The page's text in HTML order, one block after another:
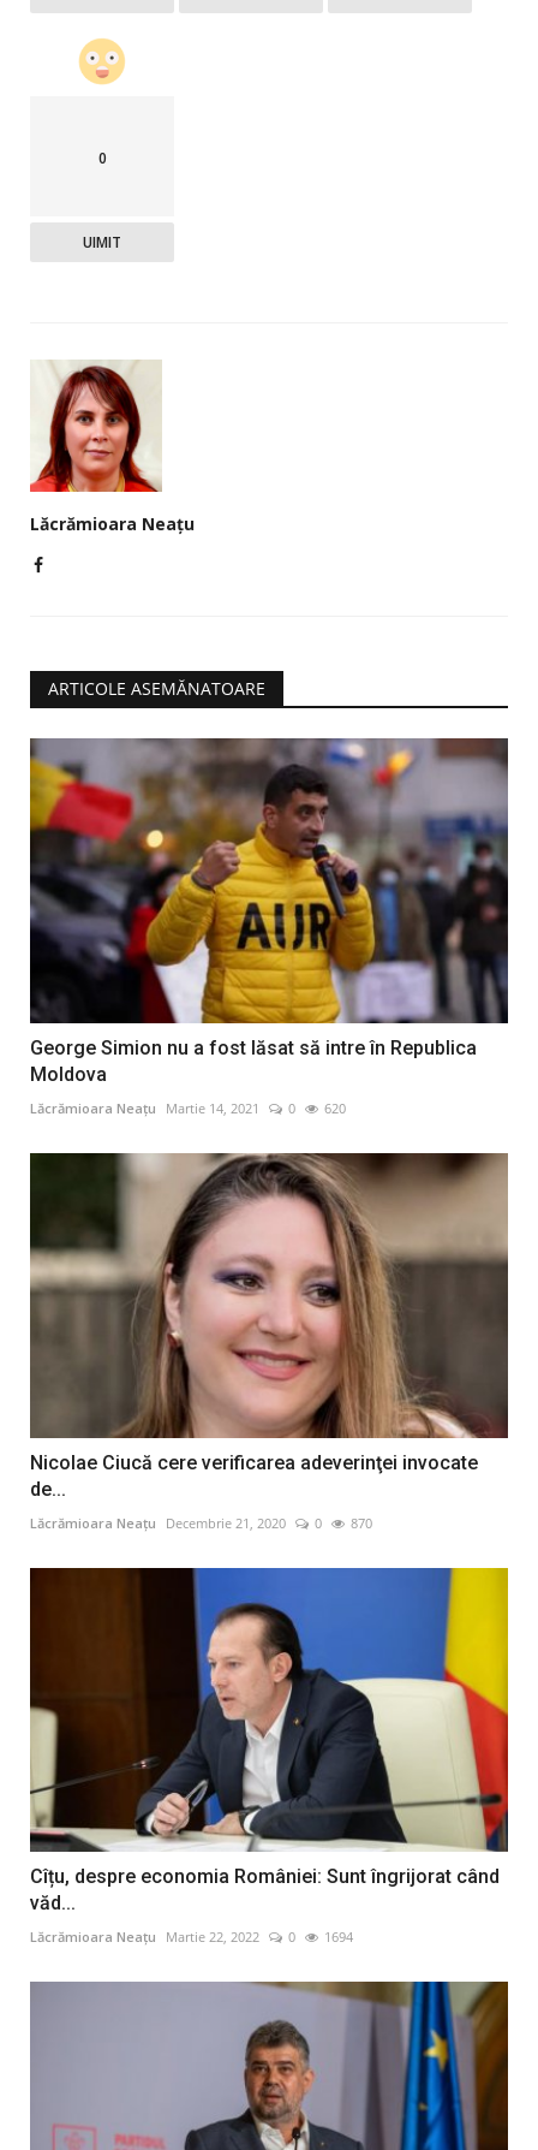
0
UIMIT
Lăcrămioara Neațu
ARTICOLE ASEMĂNATOARE
George Simion nu a fost lăsat să intre în Republica
Moldova
Lăcrămioara Neațu Martie 14, 2021 0 620
Nicolae Ciucă cere verificarea adeverinţei invocate
de...
Lăcrămioara Neațu Decembrie 21, 2020 0 870
Cîțu, despre economia României: Sunt îngrijorat când
văd...
Lăcrămioara Neațu Martie 22, 2022 0 1694